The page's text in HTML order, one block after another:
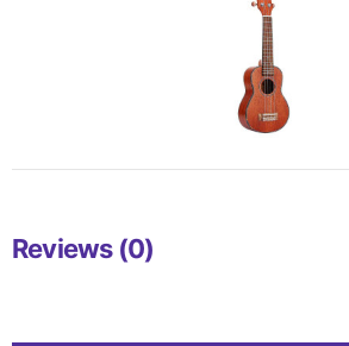
Reviews (0)